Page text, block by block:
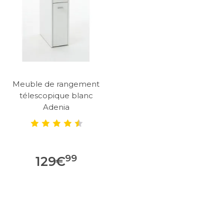
Meuble de rangement
télescopique blanc
Adenia
129€99